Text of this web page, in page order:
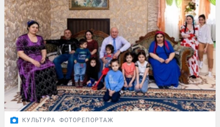
КУЛЬТУРА ФОТОРЕПОРТАЖ